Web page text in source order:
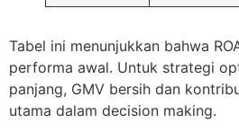
Tabel ini menunjukkan bahwa
performa awal. Untuk strategi
panjang, GMV bersih dan
utama dalam decision making.